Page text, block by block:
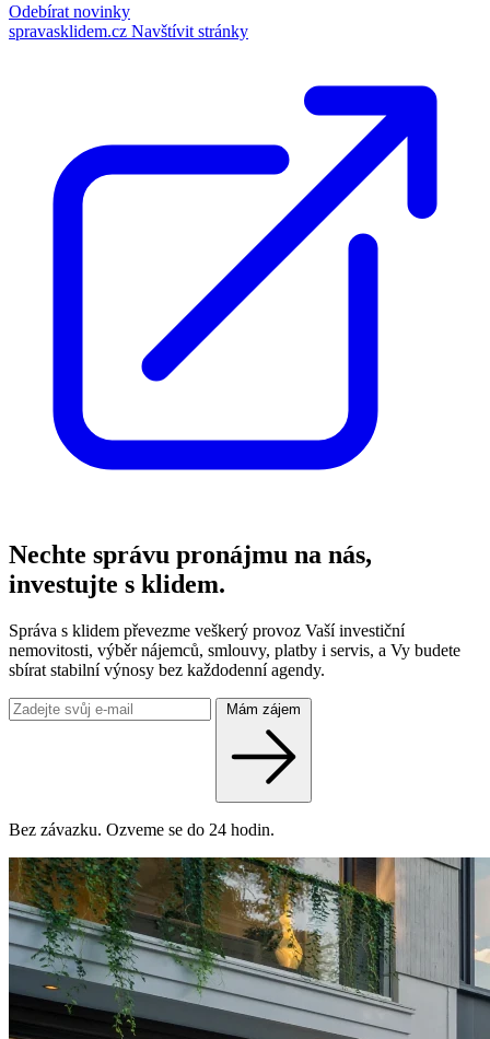
Odebírat novinky
spravasklidem.cz Navštívit stránky
Nechte správu pronájmu na nás,
investujte s klidem.
Správa s klidem převezme veškerý provoz Vaší investiční
nemovitosti, výběr nájemců, smlouvy, platby i servis, a Vy budete
sbírat stabilní výnosy bez každodenní agendy.
Mám zájem
Bez závazku. Ozveme se do 24 hodin.